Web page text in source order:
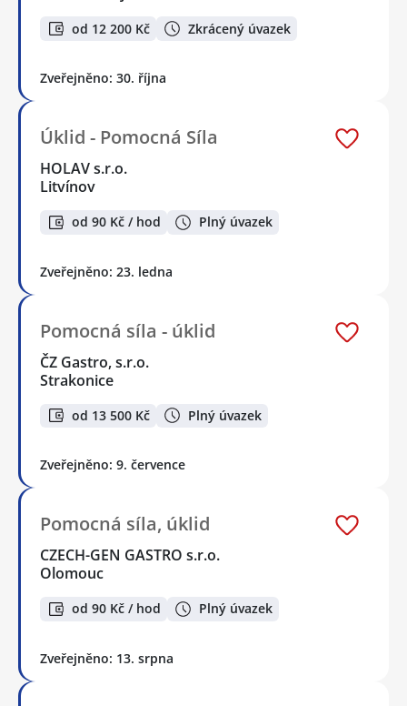
od 12 200 Kč Zkrácený úvazek
Zveřejněno: 30. října
Úklid - Pomocná Síla
HOLAV s.r.o.
Litvínov
od 90 Kč / hod Plný úvazek
Zveřejněno: 23. ledna
Pomocná síla - úklid
ČZ Gastro, s.r.o.
Strakonice
od 13 500 Kč Plný úvazek
Zveřejněno: 9. července
Pomocná síla, úklid
CZECH-GEN GASTRO s.r.o.
Olomouc
od 90 Kč / hod Plný úvazek
Zveřejněno: 13. srpna